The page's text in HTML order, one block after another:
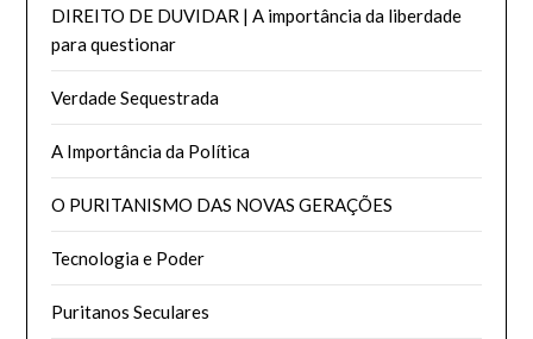
DIREITO DE DUVIDAR | A importância da liberdade
para questionar
Verdade Sequestrada
A Importância da Política
O PURITANISMO DAS NOVAS GERAÇÕES
Tecnologia e Poder
Puritanos Seculares